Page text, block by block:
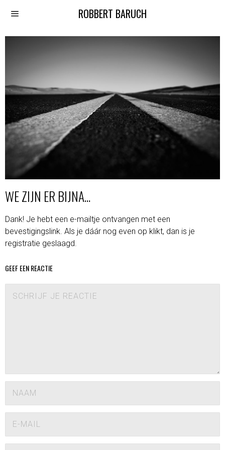
ROBBERT BARUCH
WE ZIJN ER BIJNA…
Dank! Je hebt een e-mailtje ontvangen met een
bevestigingslink. Als je dáár nog even op klikt, dan is je
registratie geslaagd.
GEEF EEN REACTIE